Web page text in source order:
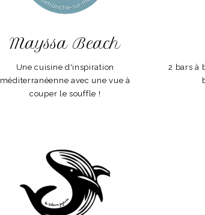
Mayssa Beach
Une cuisine d'inspiration
méditerranéenne avec une vue à
couper le souffle !
2 bars à